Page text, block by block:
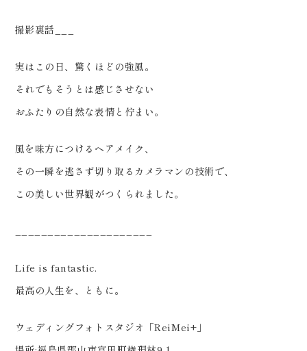
撮影裏話___
実はこの日、驚くほどの強風。
それでもそうとは感じさせない
おふたりの自然な表情と佇まい。
風を味方につけるヘアメイク、
その一瞬を逃さず切り取るカメラマンの技術で、
この美しい世界観がつくられました。
Life is fantastic.
最高の人生を、ともに。
ウェディングフォトスタジオ「ReiMei+」